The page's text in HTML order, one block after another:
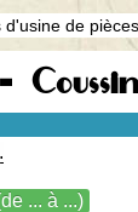
d'usine de
-
... à ...)